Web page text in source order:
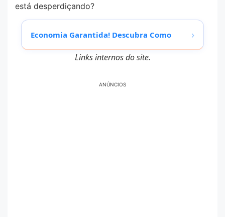
está desperdiçando?
Economia Garantida! Descubra Como ›
Links internos do site.
ANÚNCIOS